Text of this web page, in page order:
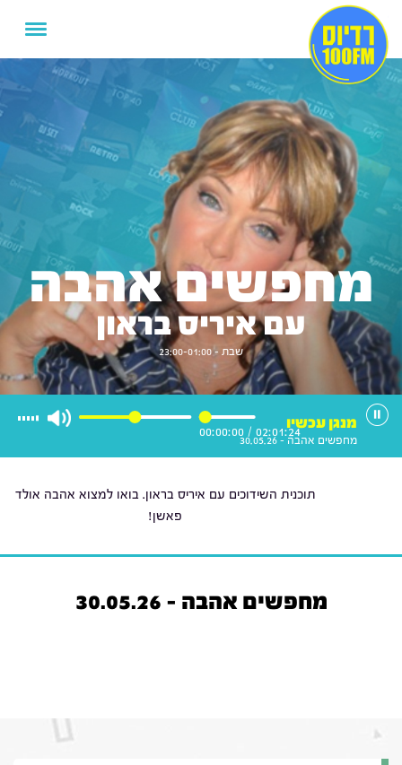
מחפשים אהבה
עם איריס בראון
שבת - 23:00-01:00
02:01:24
/
00:00:00
מנגן עכשיו
מחפשים אהבה - 30.05.26
תוכנית השידוכים עם איריס בראון. בואו למצוא אהבה אולד
פאשן!
מחפשים אהבה - 30.05.26